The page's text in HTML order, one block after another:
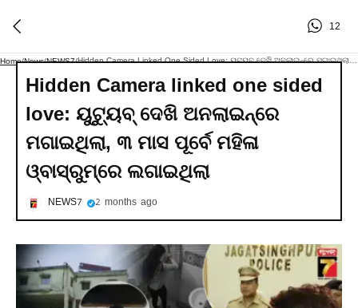
12
Home/News/NEWS7/
Hidden Camera linked one sided
love: ୟୁଟ୍ୟୁବ୍ ଦେଖି ଅନଲାଇନ୍‌ରେ
ମଗାଇଥିଲା, ୩ ମାସ ପୂର୍ବେ ମହିଳା
ଓ୍ବାସ୍‌ରୁମ୍‌ରେ ଲଗାଇଥିଲା
NEWS7 2 months ago